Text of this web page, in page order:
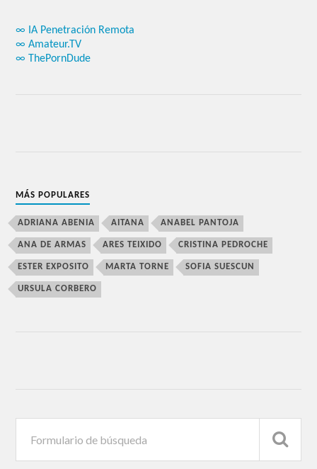
∞ IA Penetración Remota
∞ Amateur.TV
∞ ThePornDude
MÁS POPULARES
ADRIANA ABENIA AITANA ANABEL PANTOJA
ANA DE ARMAS ARES TEIXIDO CRISTINA PEDROCHE
ESTER EXPOSITO MARTA TORNE SOFIA SUESCUN
URSULA CORBERO